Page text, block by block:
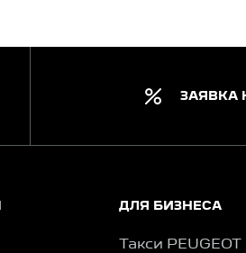
ЗАЯВКА
ДЛЯ БИЗНЕСА
Такси PEUGEOT